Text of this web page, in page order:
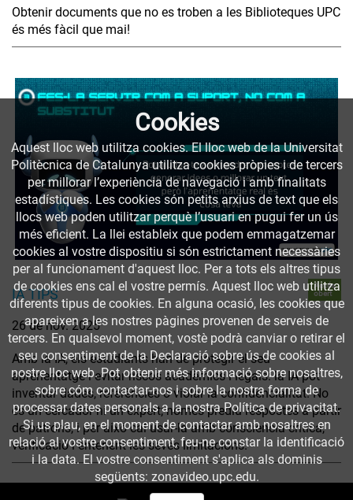
Obtenir documents que no es troben a les Biblioteques UPC
és més fàcil que mai!
IA TIPS
Accés
obert
26 de nov. 2025
Amb la IA, els estudiants han de protegir el seu
aprenentatge i evitar riscos acadèmics i legals: la IA pot
inventar dades, referències o violar la confidencialitat. No
és un cercador ni un expert; només prediu respostes a partir
de patrons, i per això cal usar-la amb consciència crítica,
verificació i entenent les seves limitacions.
Cookies
Aquest lloc web utilitza cookies. El lloc web de la Universitat
Politècnica de Catalunya utilitza cookies pròpies i de tercers
per millorar l’experiència de navegació i amb finalitats
estadístiques. Les cookies són petits arxius de text que els
llocs web poden utilitzar perquè l’usuari en pugui fer un ús
més eficient. La llei estableix que podem emmagatzemar
cookies al vostre dispositiu si són estrictament necessàries
per al funcionament d'aquest lloc. Per a tots els altres tipus
de cookies ens cal el vostre permís. Aquest lloc web utilitza
diferents tipus de cookies. En alguna ocasió, les cookies que
apareixen a les nostres pàgines provenen de serveis de
tercers. En qualsevol moment, vostè podrà canviar o retirar el
seu consentiment de la Declaració sobre ús de cookies al
nostre lloc web. Pot obtenir més informació sobre nosaltres,
sobre cóm contactar-nos i sobre la nostra forma de
processar dates personals a la nostra Política de privacitat.
Si us plau, en el moment de contactar amb nosaltres en
relació al vostre consentiment, feu-ne constar la identificació
i la data. El vostre consentiment s'aplica als dominis
següents: zonavideo.upc.edu.